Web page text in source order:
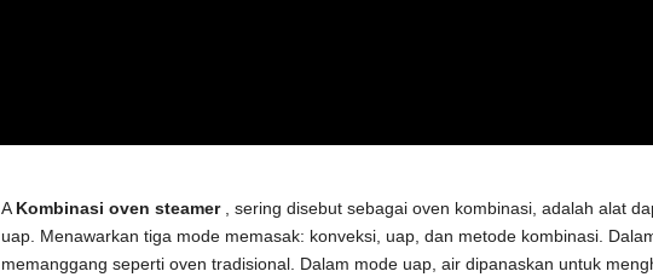
A Kombinasi oven steamer
, sering disebut sebagai oven kombinasi, adalah alat
uap. Menawarkan tiga mode memasak: konveksi, uap, dan metode kombinasi.
memanggang seperti oven tradisional. Dalam mode uap, air dipanaskan untuk